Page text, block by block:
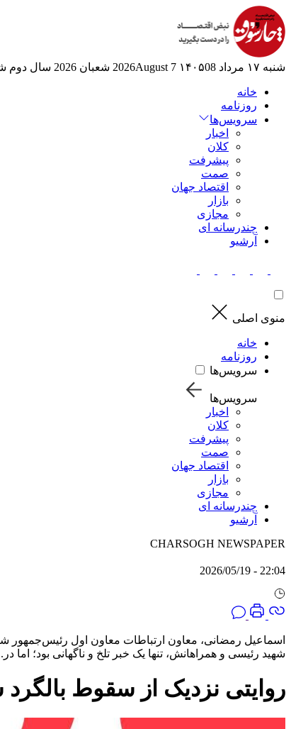
شنبه ۱۷ مرداد ۱۴۰۵ 08 2026August 7 شعبان 2026 سال دوم
خانه
روزنامه
سرویس‌ها
اخبار
کلان
پیشرفت
صمت
اقتصاد جهان
بازار
مجازی
چندرسانه ای
آرشیو
منوی اصلی
خانه
روزنامه
سرویس‌ها
سرویس‌ها
اخبار
کلان
پیشرفت
صمت
اقتصاد جهان
بازار
مجازی
چندرسانه ای
آرشیو
CHARSOGH NEWSPAPER
22:04 - 2026/05/19
اسماعیل رمضانی، معاون ارتباطات معاون اول رئیس‌جمهور
شهید رئیسی و همراهانش، تنها یک خبر تلخ و ناگهانی بود؛ اما
روایتی نزدیک از سقوط